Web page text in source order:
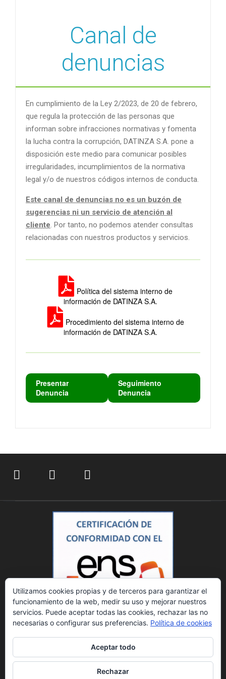
Canal de
denuncias
En cumplimiento de la Ley 2/2023, de 20 de febrero,
que regula la protección de las personas que
informan sobre infracciones normativas y fomenta
la lucha contra la corrupción, DATINZA S.A. pone a
disposición este medio para comunicar posibles
irregularidades, incumplimientos de la normativa
legal y/o de nuestros códigos internos de conducta.
Este canal de denuncias no es un buzón de
sugerencias ni un servicio de atención al
cliente. Por tanto, no podemos atender consultas
relacionadas con nuestros productos y servicios.
Política del sistema interno de
información de DATINZA S.A.
Procedimiento del sistema interno de
información de DATINZA S.A.
Presentar
Denuncia
Seguimiento
Denuncia
© 2023 DATINZA, S.A. Todos los derechos reservados.
Utilizamos cookies propias y de terceros para garantizar el
funcionamiento de la web, medir su uso y mejorar nuestros
servicios. Puede aceptar todas las cookies, rechazar las no
necesarias o configurar sus preferencias. Política de cookies
Aceptar todo
Rechazar